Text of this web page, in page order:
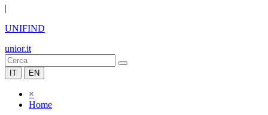
|
UNIFIND
unior.it
IT EN
×
Home